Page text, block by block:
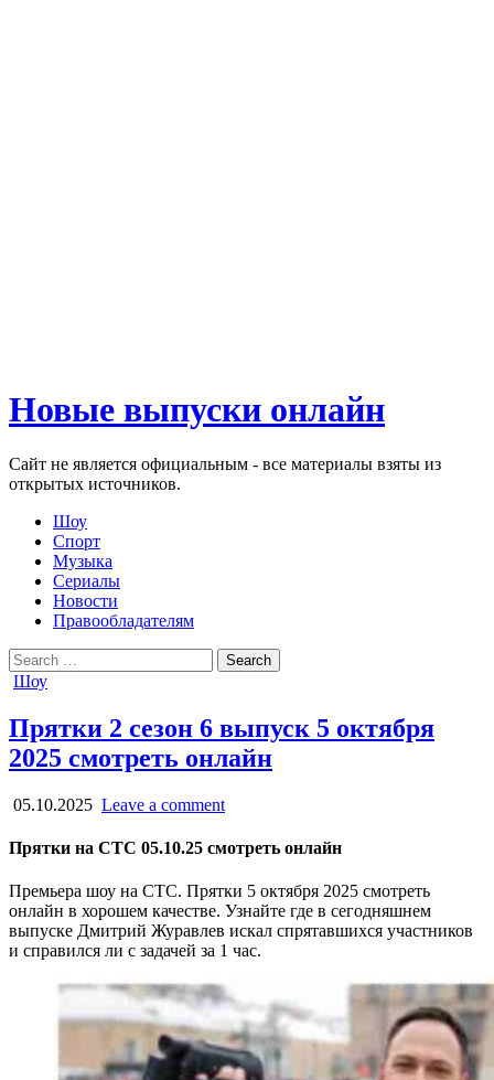
Новые выпуски онлайн
Сайт не является официальным - все материалы взяты из
открытых источников.
Шоу
Спорт
Музыка
Сериалы
Новости
Правообладателям
Search
for:
Posted
Шоу
Прятки 2 сезон 6 выпуск 5 октября
2025 смотреть онлайн
05.10.2025 Leave a comment
Прятки на СТС 05.10.25 смотреть онлайн
Премьера шоу на СТС. Прятки 5 октября 2025 смотреть
онлайн в хорошем качестве. Узнайте где в сегодняшнем
выпуске Дмитрий Журавлев искал спрятавшихся участников
и справился ли с задачей за 1 час.